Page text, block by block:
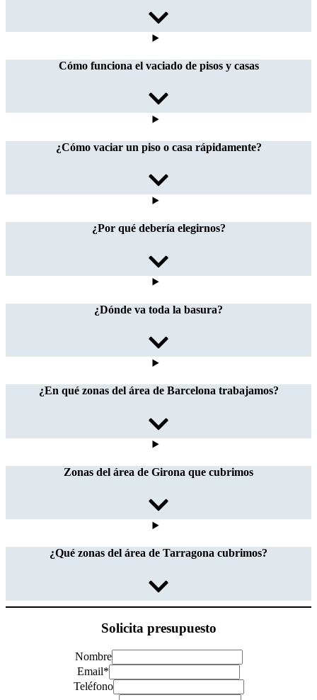
Cómo funciona el vaciado de pisos y casas
¿Cómo vaciar un piso o casa rápidamente?
¿Por qué debería elegirnos?
¿Dónde va toda la basura?
¿En qué zonas del área de Barcelona trabajamos?
Zonas del área de Girona que cubrimos
¿Qué zonas del área de Tarragona cubrimos?
Solicita presupuesto
Nombre
Email*
Teléfono